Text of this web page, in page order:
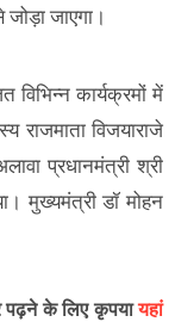
जाएगा।
विभिन्न कार्यक्रमों में
राजमाता विजयाराजे
प्रधानमंत्री श्री
मुख्यमंत्री डॉ मोहन
पढ़ने के लिए कृपयायहां